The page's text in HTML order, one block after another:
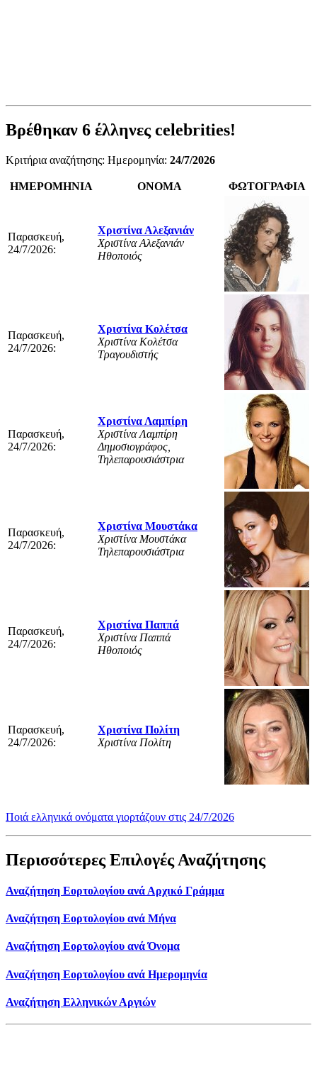
Βρέθηκαν 6 έλληνες celebrities!
Κριτήρια αναζήτησης: Ημερομηνία: 24/7/2026
ΗΜΕΡΟΜΗΝΙΑ ΟΝΟΜΑ ΦΩΤΟΓΡΑΦΙΑ
Παρασκευή,
24/7/2026:
Χριστίνα Αλεξανιάν
Χριστίνα Αλεξανιάν
Ηθοποιός
Παρασκευή,
24/7/2026:
Χριστίνα Κολέτσα
Χριστίνα Κολέτσα
Τραγουδιστής
Παρασκευή,
24/7/2026:
Χριστίνα Λαμπίρη
Χριστίνα Λαμπίρη
Δημοσιογράφος,
Τηλεπαρουσιάστρια
Παρασκευή,
24/7/2026:
Χριστίνα Μουστάκα
Χριστίνα Μουστάκα
Τηλεπαρουσιάστρια
Παρασκευή,
24/7/2026:
Χριστίνα Παππά
Χριστίνα Παππά
Ηθοποιός
Παρασκευή,
24/7/2026:
Χριστίνα Πολίτη
Χριστίνα Πολίτη
Ποιά ελληνικά ονόματα γιορτάζουν στις 24/7/2026
Περισσότερες Επιλογές Αναζήτησης
Αναζήτηση Εορτολογίου ανά Αρχικό Γράμμα
Αναζήτηση Εορτολογίου ανά Μήνα
Αναζήτηση Εορτολογίου ανά Όνομα
Αναζήτηση Εορτολογίου ανά Ημερομηνία
Αναζήτηση Ελληνικών Αργιών